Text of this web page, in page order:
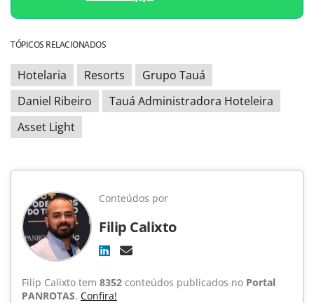
TÓPICOS RELACIONADOS
Hotelaria Resorts
Grupo Tauá
Daniel Ribeiro
Tauá Administradora Hoteleira
Asset Light
Conteúdos por
Filip Calixto
Filip Calixto tem 8352 conteúdos publicados no Portal
PANROTAS. Confira!